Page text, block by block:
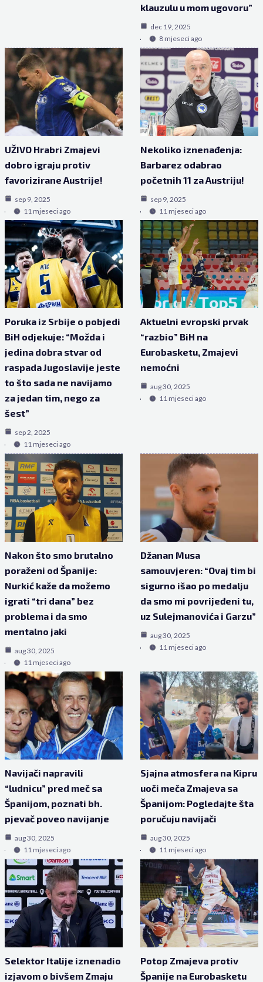
klauzulu u mom ugovoru”
dec 19, 2025
8 mjeseci ago
UŽIVO Hrabri Zmajevi
dobro igraju protiv
favorizirane Austrije!
sep 9, 2025
11 mjeseci ago
Nekoliko iznenađenja:
Barbarez odabrao
početnih 11 za Austriju!
sep 9, 2025
11 mjeseci ago
Poruka iz Srbije o pobjedi
BiH odjekuje: “Možda i
jedina dobra stvar od
raspada Jugoslavije jeste
to što sada ne navijamo
za jedan tim, nego za
šest”
sep 2, 2025
11 mjeseci ago
Aktuelni evropski prvak
“razbio” BiH na
Eurobasketu, Zmajevi
nemoćni
aug 30, 2025
11 mjeseci ago
Nakon što smo brutalno
poraženi od Španije:
Nurkić kaže da možemo
igrati “tri dana” bez
problema i da smo
mentalno jaki
aug 30, 2025
11 mjeseci ago
Džanan Musa
samouvjeren: “Ovaj tim bi
sigurno išao po medalju
da smo mi povrijeđeni tu,
uz Sulejmanovića i Garzu”
aug 30, 2025
11 mjeseci ago
Navijači napravili
“ludnicu” pred meč sa
Španijom, poznati bh.
pjevač poveo navijanje
aug 30, 2025
11 mjeseci ago
Sjajna atmosfera na Kipru
uoči meča Zmajeva sa
Španijom: Pogledajte šta
poručuju navijači
aug 30, 2025
11 mjeseci ago
Selektor Italije iznenadio
izjavom o bivšem Zmaju
Potop Zmajeva protiv
Španije na Eurobasketu